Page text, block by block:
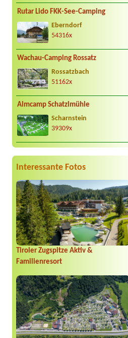
Rutar Lido FKK-See-Camping
Eberndorf
54316x
Wachau-Camping Rossatz
Rossatzbach
51162x
Almcamp Schatzlmühle
Scharnstein
39309x
Interessante Fotos
Tiroler Zugspitze Aktiv &
Familienresort